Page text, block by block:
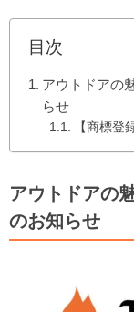
目次
アウトドアの
らせ
【商標登
アウトドアの
のお知らせ